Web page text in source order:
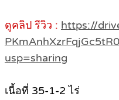
ดูคลิป รีวิว : https://
usp=sharing
เนื้อที่ 35-1-2 ไร่